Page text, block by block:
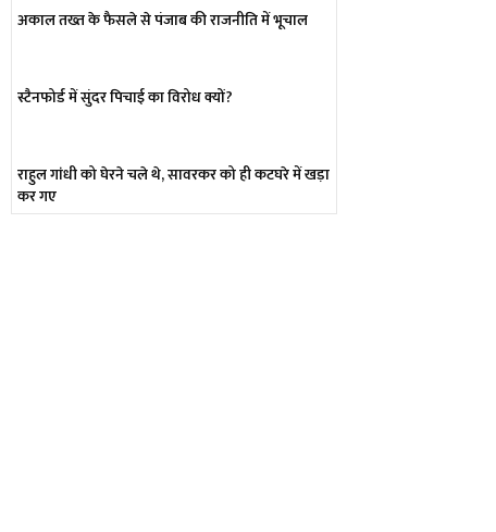
अकाल तख्त के फैसले से पंजाब की राजनीति में भूचाल
स्टैनफोर्ड में सुंदर पिचाई का विरोध क्यों?
राहुल गांधी को घेरने चले थे, सावरकर को ही कटघरे में खड़ा
कर गए